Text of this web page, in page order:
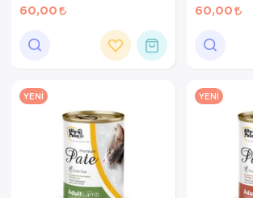
60,00 60,00
YENI YENI